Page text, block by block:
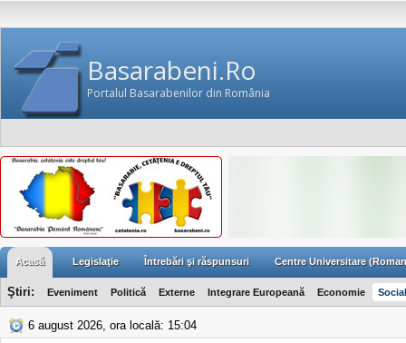
Basarabeni.Ro
Portalul Basarabenilor din România
Acasă Legislaţie Întrebări şi răspunsuri Centre Universitare
Ştiri: Eveniment Politică Externe Integrare Europeană Economie Social
6 august 2026, ora locală: 15:04